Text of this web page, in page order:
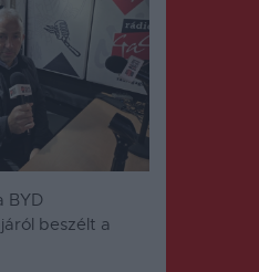
BYD
beszélt a